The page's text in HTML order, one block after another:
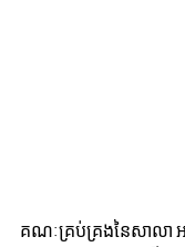
គណៈគ្រប់គ្រងនៃសាលា អ